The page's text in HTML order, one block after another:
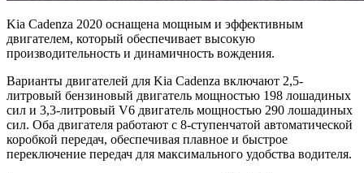
Kia Cadenza 2020 оснащена мощным и эффективным
двигателем, который обеспечивает высокую
производительность и динамичность вождения.
Варианты двигателей для Kia Cadenza включают 2,5-
литровый бензиновый двигатель мощностью 198 лошадиных
сил и 3,3-литровый V6 двигатель мощностью 290 лошадиных
сил. Оба двигателя работают с 8-ступенчатой автоматической
коробкой передач, обеспечивая плавное и быстрое
переключение передач для максимального удобства водителя.